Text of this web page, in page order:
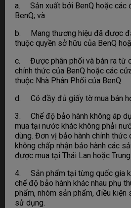
a. Sản xuất bởi BenQ hoặc các
BenQ; và
b. Mang thương hiệu đã được
thuộc quyền sở hữu của BenQ
c. Được phân phối và bán ra từ
chính thức của BenQ hoặc các
thuộc Nhà Phân Phối của BenQ
d. Có đầy đủ giấy tờ mua bán
3. Chế độ bảo hành không áp
mua tại nước khác không phải
dùng. Đơn vị bảo hành chính thức
không chấp nhận bảo hành các
được mua tại Thái Lan hoặc Trung
4. Sản phẩm tại từng quốc gia
chế độ bảo hành khác nhau phụ
phẩm, nhóm sản phẩm, điều kiện
sử dụng.